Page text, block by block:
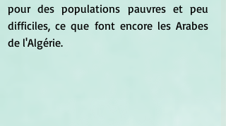
pour des populations pauvres et peu
difficiles, ce que font encore les Arabes
de l'Algérie.